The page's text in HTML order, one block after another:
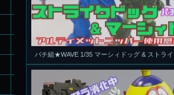
パチ組★WAVE 1/35 マーシィドッグ & ストラ